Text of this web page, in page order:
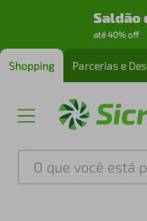
Saldão
até 40% off
Shopping Parcerias e
O que você está